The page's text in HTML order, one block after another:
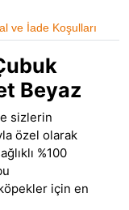
ve İade Koşulları
Beyaz
sizlerin
özel olarak
%100
için en